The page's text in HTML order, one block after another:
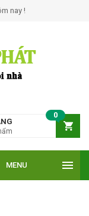
nay !
0
MENU